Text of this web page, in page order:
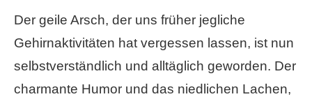
Der geile Arsch, der uns früher jegliche
Gehirnaktivitäten hat vergessen lassen, ist nun
selbstverständlich und alltäglich geworden. Der
charmante Humor und das niedlichen Lachen,